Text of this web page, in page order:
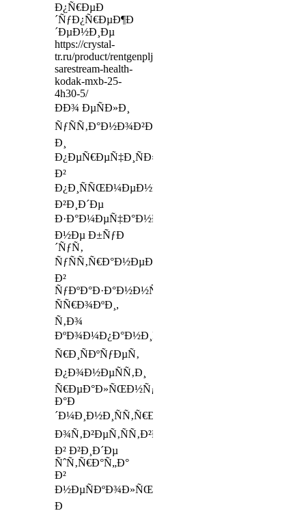
Ð¿Ñ€ÐµÐ
´ÑƒÐ¿Ñ€ÐµÐ¶Ð
´ÐµÐ½Ð¸Ðµ
https://crystal-
tr.ru/product/rentgenpljonka-
sarestream-health-
kodak-mxb-25-
4h30-5/
ÐÐ¾ ÐµÑÐ»Ð¸
ÑƒÑÑ‚Ð°Ð½Ð¾Ð²Ð»ÐµÐ½Ð½Ñ‹Ðµ
Ð¸
Ð¿ÐµÑ€ÐµÑ‡Ð¸ÑÐ»ÐµÐ½Ð½Ñ‹Ðµ
Ð²
Ð¿Ð¸ÑÑŒÐ¼ÐµÐ½Ð½Ð¾Ð¼
Ð²Ð¸Ð´Ðµ
Ð·Ð°Ð¼ÐµÑ‡Ð°Ð½Ð¸Ñ
Ð½Ðµ Ð±ÑƒÐ
´ÑƒÑ‚
ÑƒÑÑ‚Ñ€Ð°Ð½ÐµÐ½Ñ‹
Ð²
ÑƒÐºÐ°Ð·Ð°Ð½Ð½Ñ‹Ðµ
ÑÑ€Ð¾ÐºÐ¸,
Ñ‚Ð¾
ÐºÐ¾Ð¼Ð¿Ð°Ð½Ð¸Ñ
Ñ€Ð¸ÑÐºÑƒÐµÑ‚
Ð¿Ð¾Ð½ÐµÑÑ‚Ð¸
Ñ€ÐµÐ°Ð»ÑŒÐ½ÑƒÑŽ
Ð°Ð
´Ð¼Ð¸Ð½Ð¸ÑÑ‚Ñ€Ð°Ñ‚Ð¸Ð²Ð½ÑƒÑŽ
Ð¾Ñ‚Ð²ÐµÑ‚ÑÑ‚Ð²ÐµÐ½Ð½Ð¾ÑÑ‚ÑŒ
Ð² Ð²Ð¸Ð´Ðµ
ÑˆÑ‚Ñ€Ð°Ñ„Ð°
Ð²
Ð½ÐµÑÐºÐ¾Ð»ÑŒÐºÐ¾
Ð